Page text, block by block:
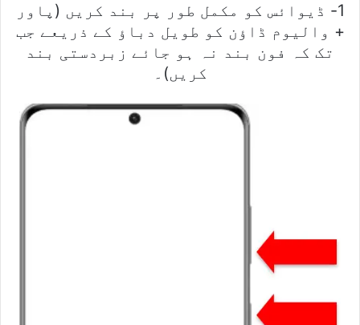
1- ڈیوائس کو مکمل طور پر بند کریں (پاور
+ والیوم ڈاؤن کو طویل دباؤ کے ذریعے جب
تک کہ فون بند نہ ہو جائے زبردستی بند
کریں)۔